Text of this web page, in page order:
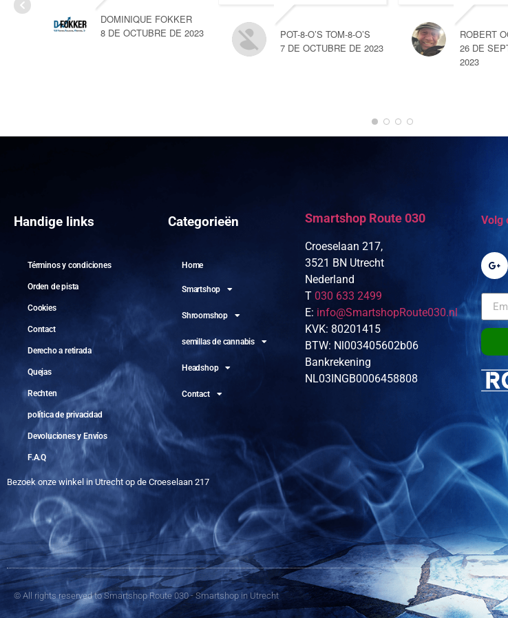
DOMINIQUE FOKKER
8 DE OCTUBRE DE 2023
POT-8-O’S TOM-8-O’S
7 DE OCTUBRE DE 2023
ROBERT
26 DE
2023
Handige links
Términos y condiciones
Orden de pista
Cookies
Contact
Derecho a retirada
Quejas
Rechten
política de privacidad
Devoluciones y Envíos
F.A.Q
Categorieën
Home
Smartshop
Shroomshop
semillas de cannabis
Headshop
Contact
Smartshop Route 030
Croeselaan 217,
3521 BN Utrecht
Nederland
T 030 633 2499
E: info@SmartshopRoute030.nl
KVK: 80201415
BTW: Nl003405602b06
Bankrekening
NL03INGB0006458808
Volg
Bezoek onze winkel in Utrecht op de Croeselaan 217
© All rights reserved to Smartshop Route 030 - Smartshop in Utrecht